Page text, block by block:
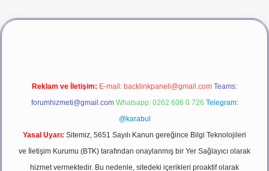
vdcasino girişbetexper
Reklam ve İletişim: E-mail: backlinkpaneli@gmail.com Teams:
forumhizmeti@gmail.com Whatsapp: 0262 606 0 726 Telegram:
@karabul
Yasal Uyarı: Sitemiz, 5651 Sayılı Kanun gereğince Bilgi Teknolojileri
ve İletişim Kurumu (BTK) tarafından onaylanmış bir Yer Sağlayıcı olarak
hizmet vermektedir. Bu nedenle, sitedeki içerikleri proaktif olarak